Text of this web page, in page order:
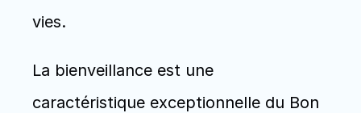
vies.
La bienveillance est une
caractéristique exceptionnelle du Bon